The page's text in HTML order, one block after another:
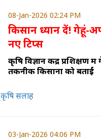
08-Jan-2026 02:24 PM
किसान ध्यान दें! गेहूं-
नए टिप्स
कृषि विज्ञान केंद्र प्रशिक्षण
तकनीकें किसानों को बताईं
कृषि सलाह
03-Jan-2026 04:06 PM